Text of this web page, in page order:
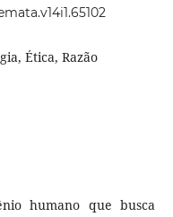
Ética, Razão
humano que busca